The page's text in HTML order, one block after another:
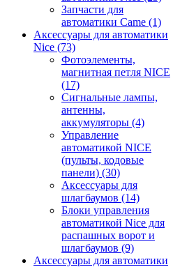
Запчасти для
автоматики Came (1)
Аксессуары для автоматики
Nice (73)
Фотоэлементы,
магнитная петля NICE
(17)
Сигнальные лампы,
антенны,
аккумуляторы (4)
Управление
автоматикой NICE
(пульты, кодовые
панели) (30)
Аксессуары для
шлагбаумов (14)
Блоки управления
автоматикой Nice для
распашных ворот и
шлагбаумов (9)
Аксессуары для автоматики